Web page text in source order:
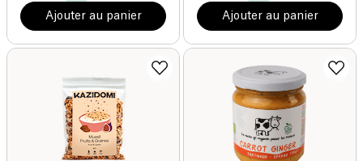
Ajouter au panier Ajouter au panier